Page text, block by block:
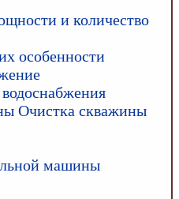
и количество
особенности
Очистка скважины
машины